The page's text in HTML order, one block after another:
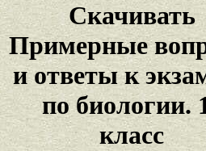
Скачивать
Примерные
и ответы к
по биологии.
класс